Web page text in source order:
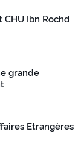
Ibn Rochd
grande
Etrangères